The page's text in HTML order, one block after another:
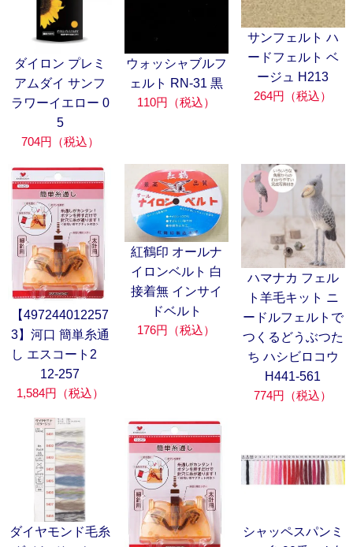
ダイロン プレミ
アムダイ サンフ
ラワーイエロー 0
5
704円（税込）
ウォッシャブルフ
ェルト RN-31 黒
110円（税込）
サンフェルト ハ
ードフェルト ベ
ージュ H213
264円（税込）
【497244012257
3】河口 簡単糸通
し エスコート2
12-257
1,584円（税込）
紅鶴印 オールナ
イロンベルト 白
接着無 インサイ
ドベルト
176円（税込）
ハマナカ フェル
ト羊毛キット ニ
ードルフェルトで
つくるどうぶつた
ち ハシビロコウ
H441-561
774円（税込）
ダイヤモンド毛糸
シャッペスパンミ